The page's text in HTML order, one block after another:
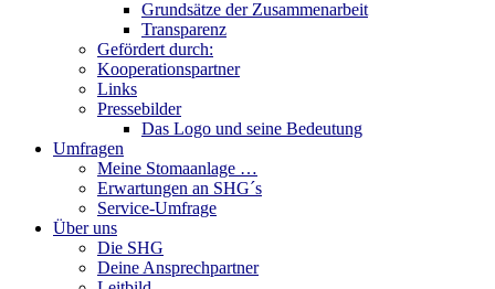
Grundsätze der Zusammenarbeit
Transparenz
Gefördert durch:
Kooperationspartner
Links
Pressebilder
Das Logo und seine Bedeutung
Umfragen
Meine Stomaanlage …
Erwartungen an SHG´s
Service-Umfrage
Über uns
Die SHG
Deine Ansprechpartner